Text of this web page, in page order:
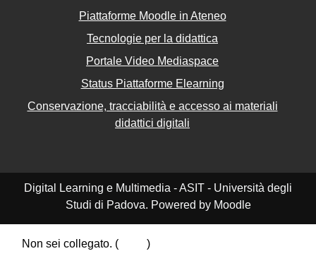
Piattaforme Moodle in Ateneo
Tecnologie per la didattica
Portale Video Mediaspace
Status Piattaforme Elearning
Conservazione, tracciabilità e accesso ai materiali
didattici digitali
Digital Learning e Multimedia - ASIT - Università degli
Studi di Padova. Powered by Moodle
Non sei collegato. (
)